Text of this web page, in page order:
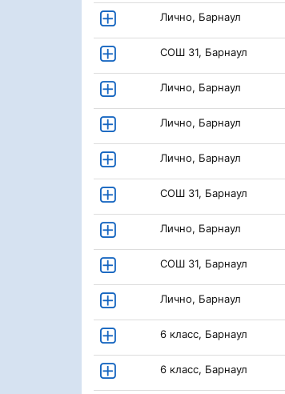
Лично, Барнаул
СОШ 31, Барнаул
Лично, Барнаул
Лично, Барнаул
Лично, Барнаул
СОШ 31, Барнаул
Лично, Барнаул
СОШ 31, Барнаул
Лично, Барнаул
6 класс, Барнаул
6 класс, Барнаул